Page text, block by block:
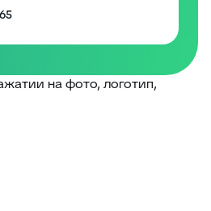
на фото, логотип,